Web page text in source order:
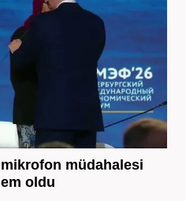
müdahalesi
oldu